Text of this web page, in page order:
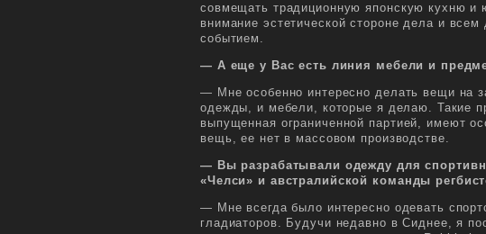
совмещать традиционную японскую кухню и
внимание эстетической стороне дела и
событием.
— А еще у Вас есть линия мебели и
— Мне особенно интересно делать вещи на
одежды, и мебели, которые я делаю. Такие
выпущенная ограниченной партией, имеют
вещь, ее нет в массовом производстве.
— Вы разрабатывали одежду для
«Челси» и австралийской команды
— Мне всегда было интересно одевать
гладиаторов. Будучи недавно в Сиднее, я